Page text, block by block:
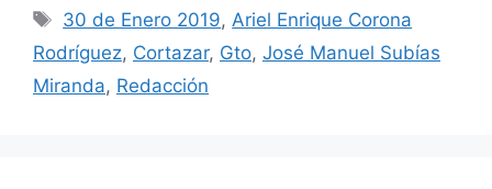
Etiquetas
30 de Enero 2019,Ariel Enrique Corona
Rodríguez, Cortazar, Gto, José Manuel Subías
Miranda, Redacción